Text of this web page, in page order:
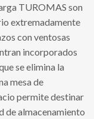
TUROMAS son
extremadamente
con ventosas
incorporados
se elimina la
mesa de
permite destinar
de almacenamiento